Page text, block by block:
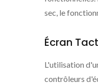
sec, le
Écran
L'utilisation
contrôleurs